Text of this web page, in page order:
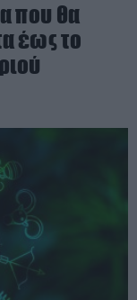
που θα
έως το